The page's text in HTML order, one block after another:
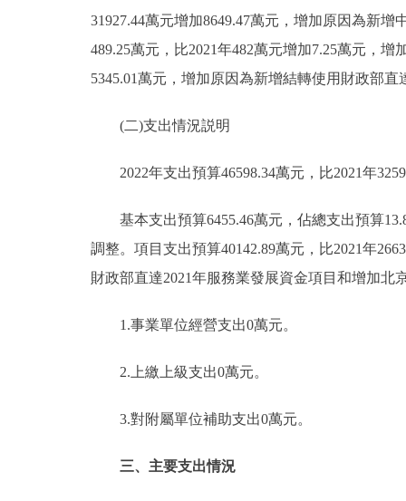
31927.44萬元增加8649.47萬元，增加原因為新
489.25萬元，比2021年482萬元增加7.25萬元，
5345.01萬元，增加原因為新增結轉使用財政部
(二)支出情況説明
2022年支出預算46598.34萬元，比2021年
基本支出預算6455.46萬元，佔總支出預算
調整。項目支出預算40142.89萬元，比2021年
財政部直達2021年服務業發展資金項目和增加北
1.事業單位經營支出0萬元。
2.上繳上級支出0萬元。
3.對附屬單位補助支出0萬元。
三、主要支出情況